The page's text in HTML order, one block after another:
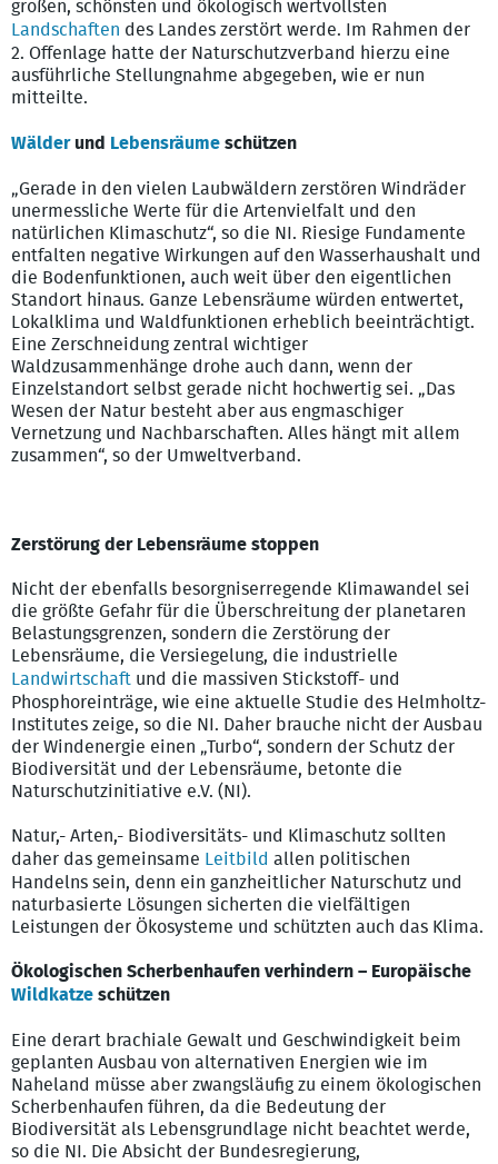
großen, schönsten und ökologisch wertvollsten
Landschaften des Landes zerstört werde. Im Rahmen der
2. Offenlage hatte der Naturschutzverband hierzu eine
ausführliche Stellungnahme abgegeben, wie er nun
mitteilte.
Wälderund Lebensräume schützen
„Gerade in den vielen Laubwäldern zerstören Windräder
unermessliche Werte für die Artenvielfalt und den
natürlichen Klimaschutz“, so die NI. Riesige Fundamente
entfalten negative Wirkungen auf den Wasserhaushalt und
die Bodenfunktionen, auch weit über den eigentlichen
Standort hinaus. Ganze Lebensräume würden entwertet,
Lokalklima und Waldfunktionen erheblich beeinträchtigt.
Eine Zerschneidung zentral wichtiger
Waldzusammenhänge drohe auch dann, wenn der
Einzelstandort selbst gerade nicht hochwertig sei. „Das
Wesen der Natur besteht aber aus engmaschiger
Vernetzung und Nachbarschaften. Alles hängt mit allem
zusammen“, so der Umweltverband.
Zerstörung der Lebensräume stoppen
Nicht der ebenfalls besorgniserregende Klimawandel sei
die größte Gefahr für die Überschreitung der planetaren
Belastungsgrenzen, sondern die Zerstörung der
Lebensräume, die Versiegelung, die industrielle
Landwirtschaft und die massiven Stickstoff- und
Phosphoreinträge, wie eine aktuelle Studie des Helmholtz-
Institutes zeige, so die NI. Daher brauche nicht der Ausbau
der Windenergie einen „Turbo“, sondern der Schutz der
Biodiversität und der Lebensräume, betonte die
Naturschutzinitiative e.V. (NI).
Natur,- Arten,- Biodiversitäts- und Klimaschutz sollten
daher das gemeinsame
Leitbild allen politischen
Handelns sein, denn ein ganzheitlicher Naturschutz und
naturbasierte Lösungen sicherten die vielfältigen
Leistungen der Ökosysteme und schützten auch das Klima.
Ökologischen Scherbenhaufen verhindern – Europäische
Wildkatze schützen
Eine derart brachiale Gewalt und Geschwindigkeit beim
geplanten Ausbau von alternativen Energien wie im
Naheland müsse aber zwangsläufig zu einem ökologischen
Scherbenhaufen führen, da die Bedeutung der
Biodiversität als Lebensgrundlage nicht beachtet werde,
so die NI. Die Absicht der Bundesregierung,